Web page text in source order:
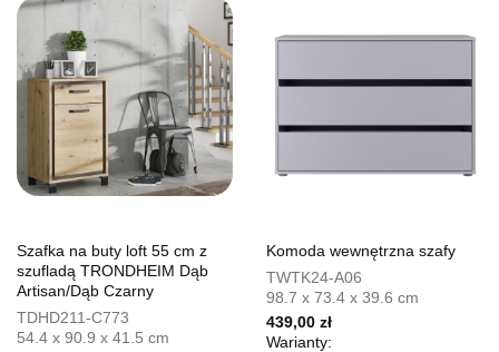
Szafka na buty loft 55 cm z
szufladą TRONDHEIM Dąb
Artisan/Dąb Czarny
TDHD211-C773
54.4 x 90.9 x 41.5 cm
Komoda wewnętrzna szafy
TWTK24-A06
98.7 x 73.4 x 39.6 cm
439,00 zł
Warianty: